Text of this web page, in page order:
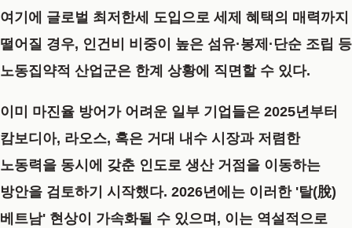
여기에 글로벌 최저한세 도입으로 세제 혜택의 매력까지
떨어질 경우, 인건비 비중이 높은 섬유·봉제·단순 조립 등
노동집약적 산업군은 한계 상황에 직면할 수 있다.
이미 마진율 방어가 어려운 일부 기업들은 2025년부터
캄보디아, 라오스, 혹은 거대 내수 시장과 저렴한
노동력을 동시에 갖춘 인도로 생산 거점을 이동하는
방안을 검토하기 시작했다. 2026년에는 이러한 '탈(脫)
베트남' 현상이 가속화될 수 있으며, 이는 역설적으로